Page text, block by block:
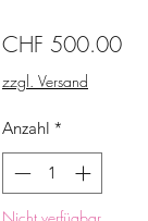
CHF 500.00Preis
zzgl. Versand
Anzahl *